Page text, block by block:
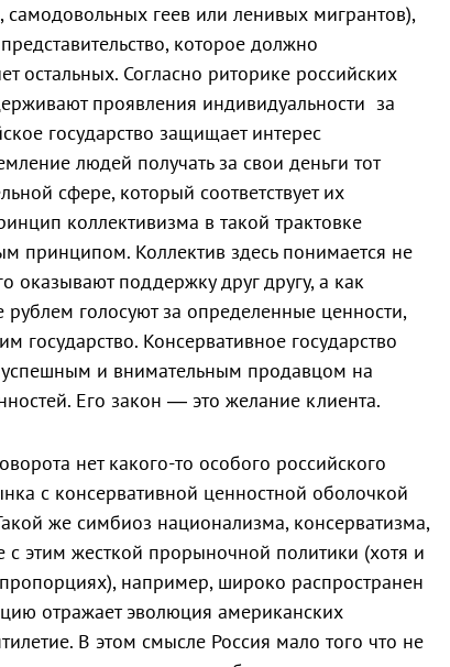
геев или ленивых мигрантов),
которое должно
остальных. Согласно риторике российских
проявления индивидуальности за
государство защищает интерес
людей получать за свои деньги тот
сфере, который соответствует их
коллективизма в такой трактовке
принципом. Коллектив здесь понимается не
оказывают поддержку друг другу, а как
голосуют за определенные ценности,
государство. Консервативное государство
и внимательным продавцом на
Его закон — это желание клиента.
нет какого-то особого российского
с консервативной ценностной оболочкой
же симбиоз национализма, консерватизма,
с этим жесткой прорыночной политики (хотя и
например, широко распространен
отражает эволюция американских
В этом смысле Россия мало того что не